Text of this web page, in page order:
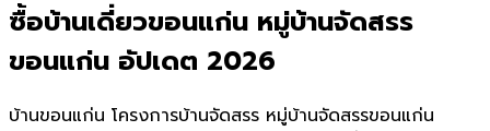
ซื้อบ้านเดี่ยวขอนแก่น หมู่บ้านจัดสรร
ขอนแก่น อัปเดต 2026
บ้านขอนแก่น โครงการบ้านจัดสรร หมู่บ้านจัดสรรขอนแก่น